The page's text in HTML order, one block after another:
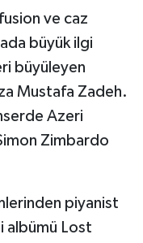
ve caz
büyük ilgi
büyüleyen
Mustafa Zadeh.
Azeri
Zimbardo
piyanist
albümü Lost